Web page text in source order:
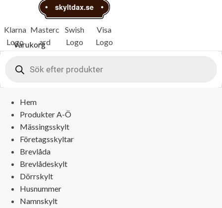
skyltdax.se
Klarna
Logo
Masterc
ard
Swish
Logo
Visa
Logo
Varukorg
search
Hem
Produkter A-Ö
Mässingsskylt
Företagsskyltar
Brevlåda
Brevlådeskylt
Dörrskylt
Husnummer
Namnskylt